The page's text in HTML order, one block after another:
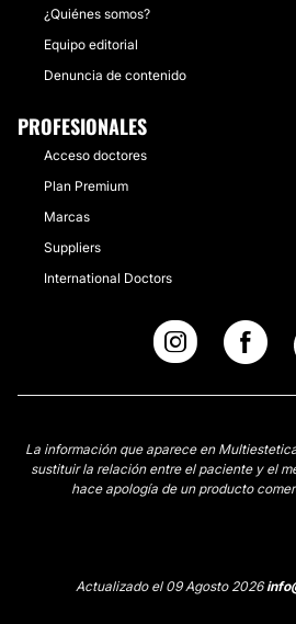
¿Quiénes somos?
Equipo editorial
Denuncia de contenido
PROFESIONALES
Acceso doctores
Plan Premium
Marcas
Suppliers
International Doctors
La información que aparece en
sustituir la relación entre el paciente y el
hace apología de un producto
Actualizado el 09 Agosto 2026